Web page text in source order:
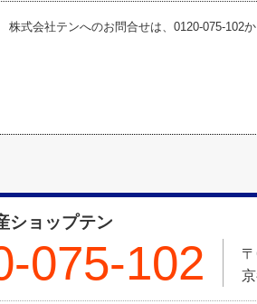
株式会社テンへのお問合せは、0120-075-102
ショップテン
075-102